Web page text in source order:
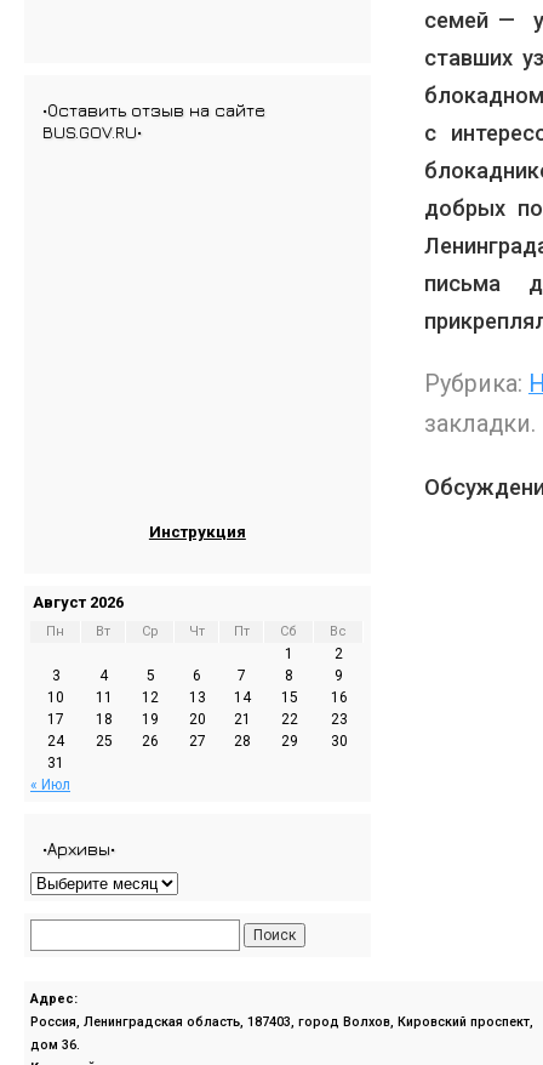
семей —
ставших
с
добрых
письма
Рубрика:
закладки.
•Оставить отзыв на сайте
BUS.GOV.RU•
Инструкция
Август 2026
Пн Вт Ср Чт Пт Сб Вс
1
2
3
4 5 6 7 8
9
10
11 12 13 14 15
16
17
18 19 20 21 22
23
24
25 26 27 28 29
30
31
« Июл
•Архивы•
Адрес:
Россия, Ленинградская область, 187403, город Волхов, Кировский проспект,
дом 36.